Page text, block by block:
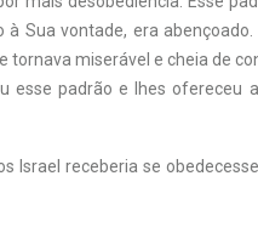
Sua vontade, era
tornava miserável e cheia de
esse padrão e lhes ofereceu
Israel receberia se